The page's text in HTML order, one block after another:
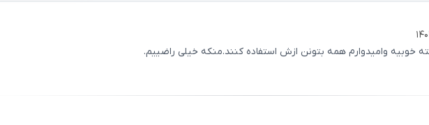
خوبیه وامیدوارم همه بتونن ازش استفاده کنند.منکه خیلی راضییم.